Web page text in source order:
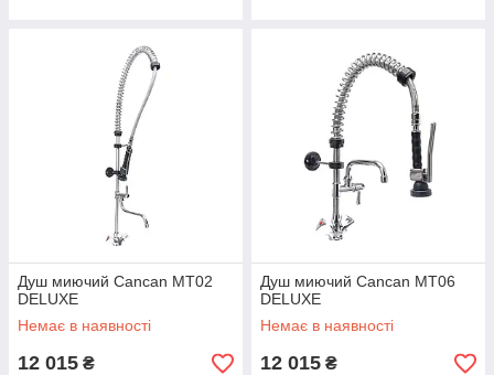
Душ миючий Cancan MT02
DELUXE
Немає в наявності
12 015 ₴
Душ миючий Cancan MT06
DELUXE
Немає в наявності
12 015 ₴